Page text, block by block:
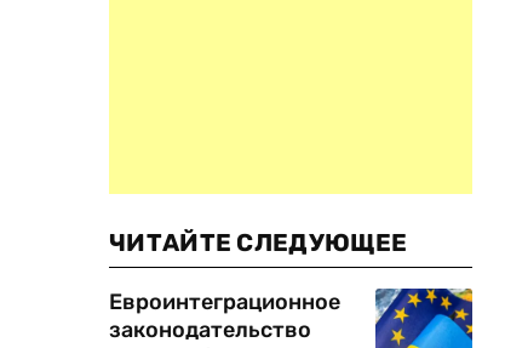
ЧИТАЙТЕ СЛЕДУЮЩЕЕ
Евроинтеграционное
законодательство